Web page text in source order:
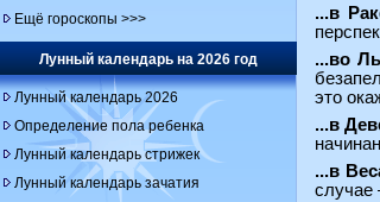
...в
...во
это
...в
...в
случае
Ещё гороскопы >>>
Лунный календарь на 2026 год
Лунный календарь 2026
Определение пола ребенка
Лунный календарь стрижек
Лунный календарь зачатия